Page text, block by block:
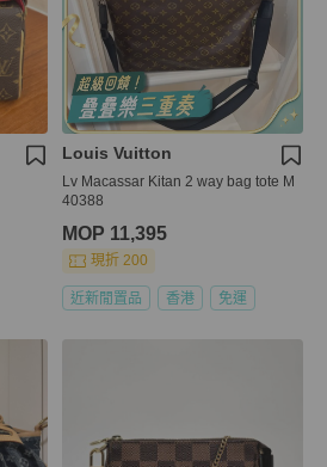
Louis Vuitton
Lv Macassar Kitan 2 way bag tote M
40388
MOP 11,395
現折 200
近新閒置品 香港 免運